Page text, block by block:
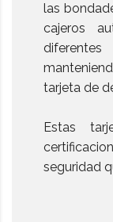
las
cajeros
tarjeta de
Estas
seguridad